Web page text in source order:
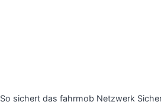
So sichert das fahrmob Netzwerk